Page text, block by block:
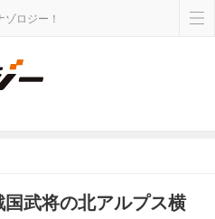
ロジー！
武将の北アルプス横